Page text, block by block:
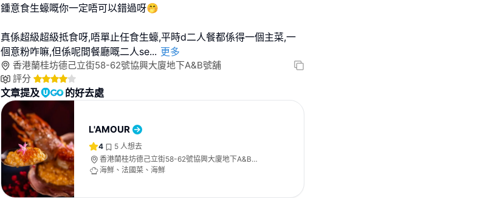
鍾意食生蠔嘅你一定唔可以錯過呀🤭
真係超級超級抵食呀,唔單止任食生蠔,平時d二人餐都係得一個主菜,一
個意粉咋嘛,但係呢間餐廳嘅二人se... 更多
香港蘭桂坊德己立街58-62號協興大廈地下A&B號舖
評分
文章提及 的好去處
L'AMOUR
4 5 人想去
香港蘭桂坊德己立街58-62號協興大廈地下A&B號
舖
海鮮、法國菜、海鮮